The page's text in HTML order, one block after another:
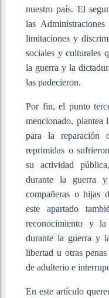
nuestro país. El
las
limitaciones y
sociales y culturales
la guerra y la
las padecieron.
Por fin, el punto
mencionado, plantea
para la reparación
reprimidas o
su actividad
durante la guerra
compañeras o hijas
este apartado
reconocimiento y
durante la guerra y
libertad u otras
de adulterio e
En este artículo